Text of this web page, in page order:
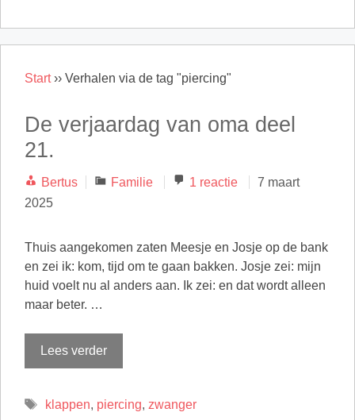
Start›› Verhalen via de tag "piercing"
De verjaardag van oma deel
21.
Bertus Categorieën
Familie 1 reactie
7 maart
2025
Thuis aangekomen zaten Meesje en Josje op de bank
en zei ik: kom, tijd om te gaan bakken. Josje zei: mijn
huid voelt nu al anders aan. Ik zei: en dat wordt alleen
maar beter. …
Lees verder
Tags
klappen, piercing, zwanger